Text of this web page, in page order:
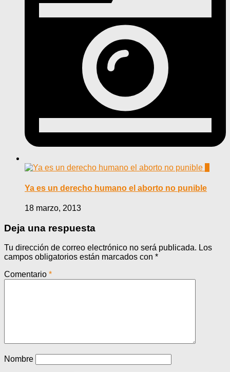
Ya es un derecho humano el aborto no punible
18 marzo, 2013
Deja una respuesta
Tu dirección de correo electrónico no será publicada. Los
campos obligatorios están marcados con *
Comentario *
Nombre